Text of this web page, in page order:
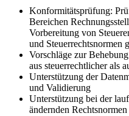
Konformitätsprüfung:
Bereichen
Vorbereitung von
und Steuerrechtsnormen
Vorschläge zur
aus steuerrechtlicher als
Unterstützung der
und Validierung
Unterstützung bei der
ändernden